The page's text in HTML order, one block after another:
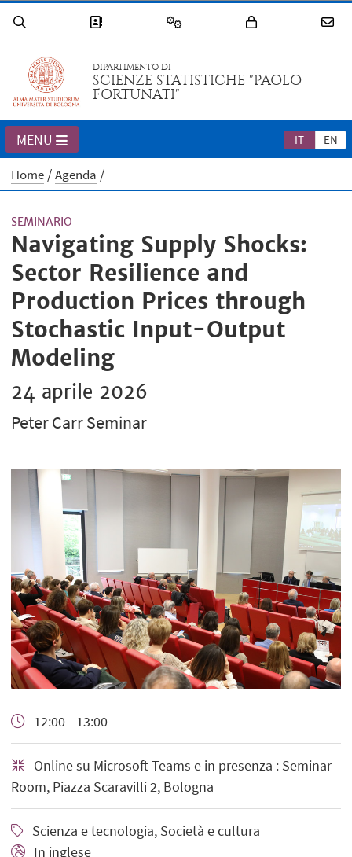
DIPARTIMENTO DI
SCIENZE STATISTICHE "PAOLO
FORTUNATI"
IT EN
MENU
Home Agenda
SEMINARIO
Navigating Supply Shocks:
Sector Resilience and
Production Prices through
Stochastic Input-Output
Modeling
24 aprile 2026
Peter Carr Seminar
12:00 - 13:00
Online su Microsoft Teams e in presenza : Seminar
Room, Piazza Scaravilli 2, Bologna
Scienza e tecnologia, Società e cultura
In inglese